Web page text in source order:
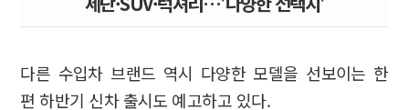
다른 수입차 브랜드 역시 다양한 모델을 선보이는 한
편 하반기 신차 출시도 예고하고 있다.